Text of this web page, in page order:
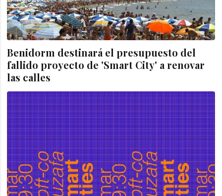
Benidorm destinará el presupuesto del
fallido proyecto de 'Smart City' a renovar
las calles